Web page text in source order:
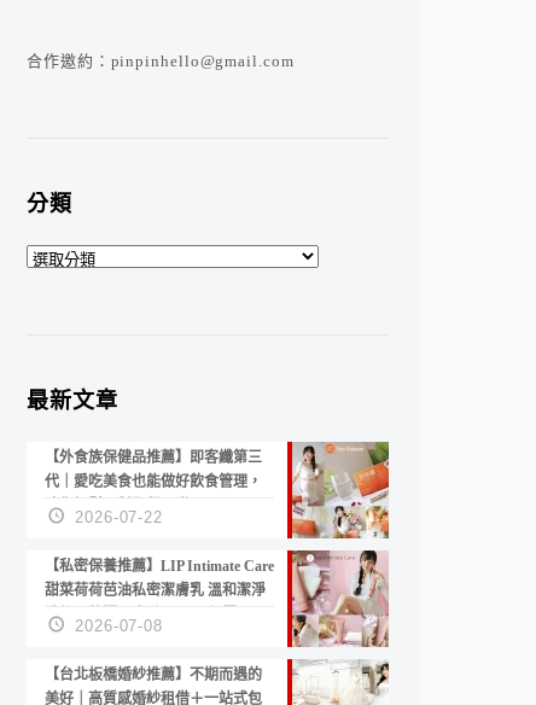
合作邀約：pinpinhello@gmail.com
分類
分
最新文章
【外食族保健品推薦】即客纖第三
代｜愛吃美食也能做好飲食管理，
陪你輕鬆面對聚餐日常！
2026-07-22
【私密保養推薦】LIP Intimate Care
甜菜荷荷芭油私密潔膚乳 溫和潔淨
洗後不乾澀 不起泡反而更舒服！
2026-07-08
【台北板橋婚紗推薦】不期而遇的
美好｜高質感婚紗租借＋一站式包